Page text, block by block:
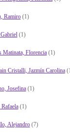
Ramiro(1)
(1)
Matinata, Florencia(1)
Cristalli, Jazmín Carolina
Josefina(1)
(1)
Alejandro(7)